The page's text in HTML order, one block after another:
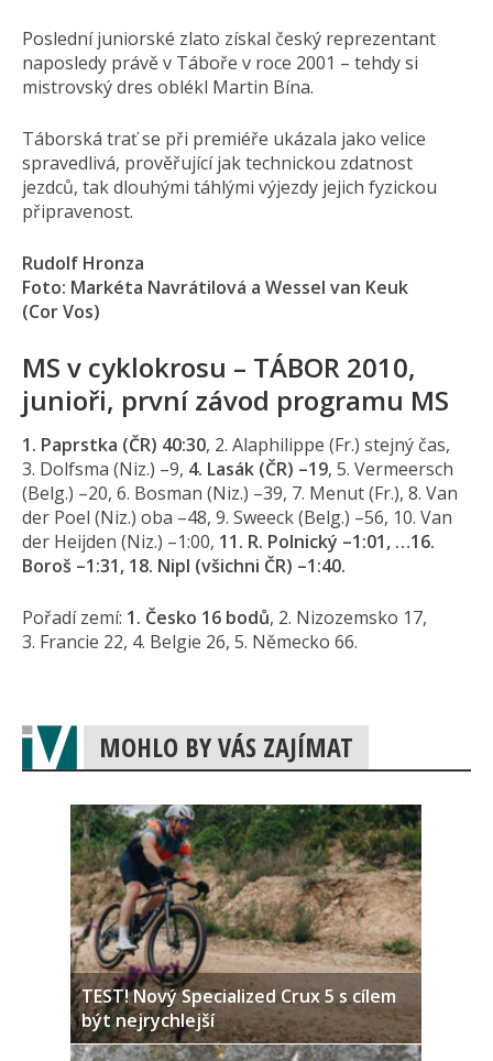
Poslední juniorské zlato získal český reprezentant
naposledy právě v Táboře v roce 2001 – tehdy si
mistrovský dres oblékl Martin Bína.
Táborská trať se při premiéře ukázala jako velice
spravedlivá, prověřující jak technickou zdatnost
jezdců, tak dlouhými táhlými výjezdy jejich fyzickou
připravenost.
Rudolf Hronza
Foto: Markéta Navrátilová a Wessel van Keuk
(Cor Vos)
MS v cyklokrosu – TÁBOR 2010,
junioři, první závod programu MS
1. Paprstka (ČR) 40:30, 2. Alaphilippe (Fr.) stejný čas,
3. Dolfsma (Niz.) –9, 4. Lasák (ČR) –19, 5. Vermeersch
(Belg.) –20, 6. Bosman (Niz.) –39, 7. Menut (Fr.), 8. Van
der Poel (Niz.) oba –48, 9. Sweeck (Belg.) –56, 10. Van
der Heijden (Niz.) –1:00, 11. R. Polnický –1:01, …16.
Boroš –1:31, 18. Nipl (všichni ČR) –1:40.
Pořadí zemí: 1. Česko 16 bodů, 2. Nizozemsko 17,
3. Francie 22, 4. Belgie 26, 5. Německo 66.
MOHLO BY VÁS ZAJÍMAT
TEST! Nový Specialized Crux 5 s cílem
být nejrychlejší